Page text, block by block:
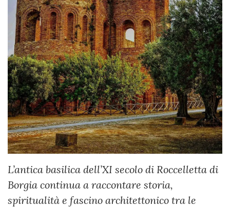
L’antica basilica dell’XI secolo di Roccelletta di
Borgia continua a raccontare storia,
spiritualità e fascino architettonico tra le